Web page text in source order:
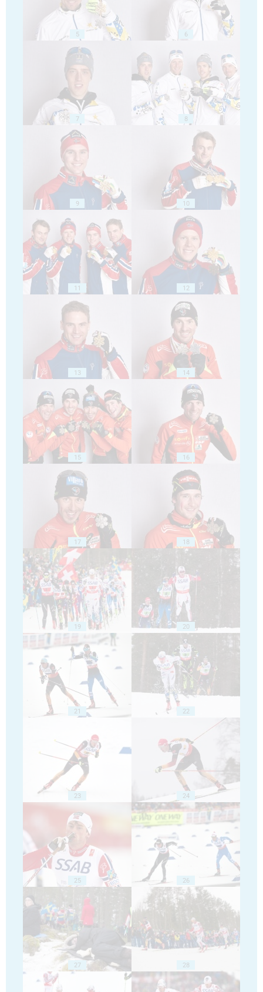
5 6
7 8
9 10
11 12
13 14
15 16
17 18
19 20
21 22
23 24
25 26
27 28